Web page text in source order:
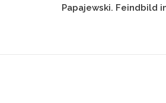
Papajewski. Feindbild